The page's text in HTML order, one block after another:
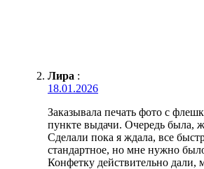
Лира :
18.01.2026
Заказывала печать фото с
пункте выдачи. Очередь была,
Сделали пока я ждала, все
стандартное, но мне нужно
Конфетку действительно дали,